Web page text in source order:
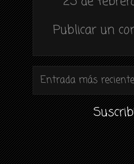
Publicar un
Entrada más reciente